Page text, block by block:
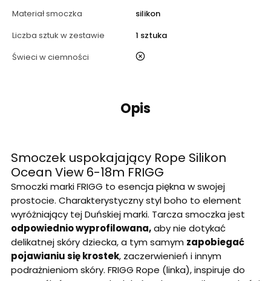
Materiał smoczka
silikon
Liczba sztuk w zestawie
1 sztuka
Świeci w ciemności
nie
Opis
Smoczek uspokajający Rope Silikon
Ocean View 6-18m FRIGG
Smoczki marki FRIGG to esencja piękna w swojej
prostocie. Charakterystyczny styl boho to element
wyróżniający tej Duńskiej marki. Tarcza smoczka jest
odpowiednio wyprofilowana,aby nie dotykać
delikatnej skóry dziecka, a tym samym zapobiegać
pojawianiu się krostek, zaczerwienień i innym
podrażnieniom skóry. FRIGG Rope (linka), inspiruje do